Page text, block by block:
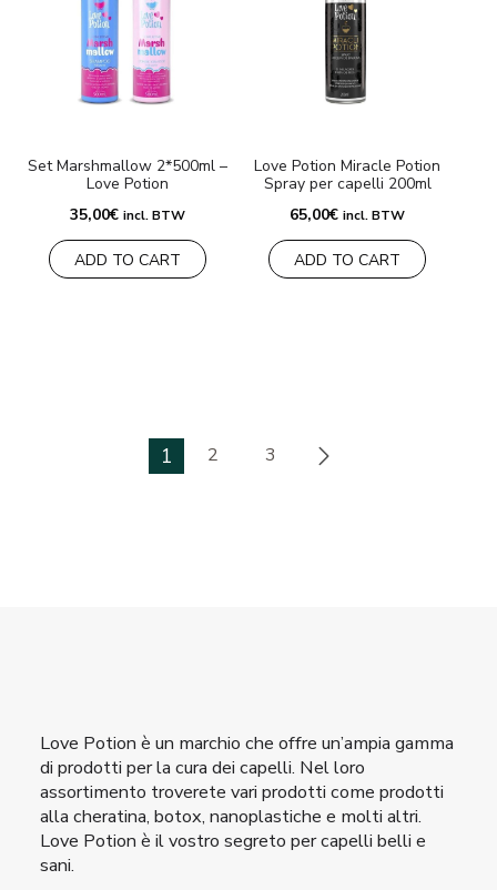
Set Marshmallow 2*500ml –
Love Potion
35,00€ incl. BTW
ADD TO CART
Love Potion Miracle Potion
Spray per capelli 200ml
65,00€ incl. BTW
ADD TO CART
1 2 3
Love Potion è un marchio che offre un’ampia gamma
di prodotti per la cura dei capelli. Nel loro
assortimento troverete vari prodotti come prodotti
alla cheratina, botox, nanoplastiche e molti altri.
Love Potion è il vostro segreto per capelli belli e
sani.